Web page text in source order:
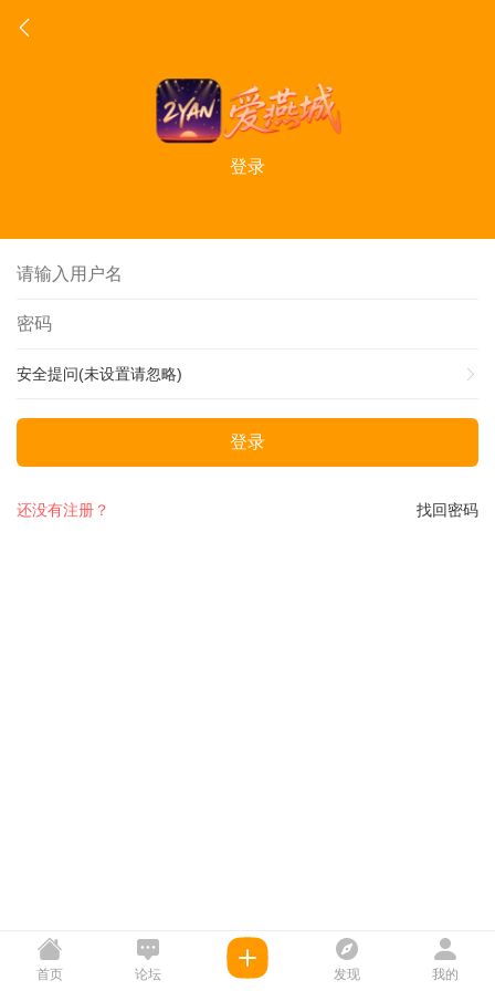
登录
安全提问(未设置请忽略)
登录
找回密码
还没有注册？
首页 论坛 发现 我的